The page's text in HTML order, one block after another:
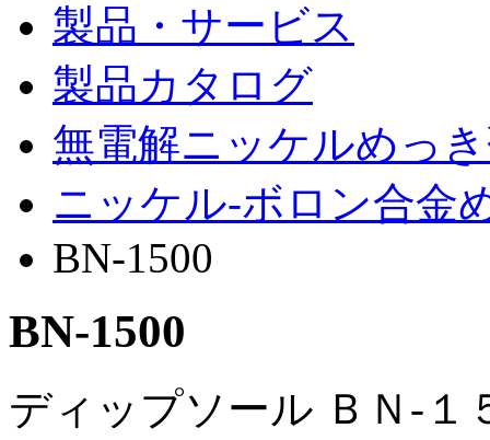
製品・サービス
製品カタログ
無電解ニッケルめっ
ニッケル-ボロン合金
BN-1500
BN-1500
ディップソール ＢＮ-１